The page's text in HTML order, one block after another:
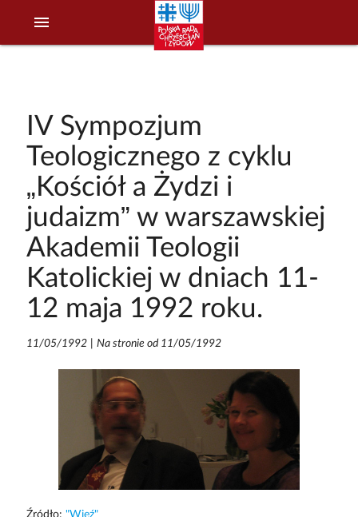
menu
IV Sympozjum
Teologicznego z cyklu
„Kościół a Żydzi i
judaizm” w warszawskiej
Akademii Teologii
Katolickiej w dniach 11-
12 maja 1992 roku.
11/05/1992| Na stronie od 11/05/1992
Źródło: "Więź"